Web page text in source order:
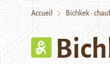
Accueil Bichkek :